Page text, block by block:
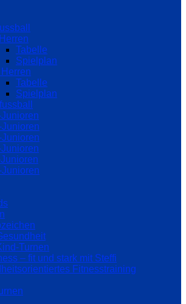
Herren
Tabelle
Spielplan
Herren
Tabelle
Spielplan
Junioren
Junioren
Junioren
Junioren
Junioren
Junioren
Turnen
– fit und stark mit Steffi
Fitnesstraining